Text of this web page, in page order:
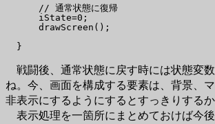
      // 通常状態に復帰
      iState=0;
      drawScreen();
戦闘後、通常状態に戻す時には状態変数
ね。今、画面を構成する要素は、背景、
非表示にするようにするとすっきりする
表示処理を一箇所にまとめておけば今